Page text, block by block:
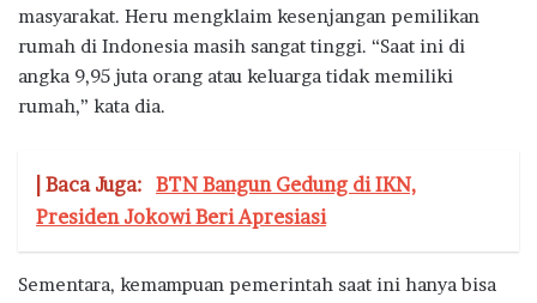
masyarakat. Heru mengklaim kesenjangan pemilikan
rumah di Indonesia masih sangat tinggi. “Saat ini di
angka 9,95 juta orang atau keluarga tidak memiliki
rumah,” kata dia.
| Baca Juga: BTN Bangun Gedung di IKN,
Presiden Jokowi Beri Apresiasi
Sementara, kemampuan pemerintah saat ini hanya bisa